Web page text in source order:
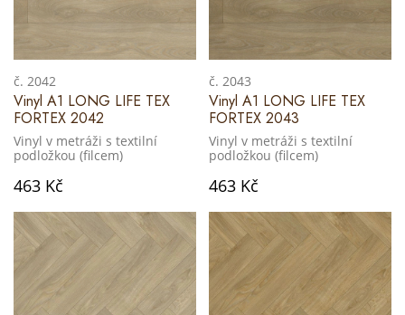
č. 2042
Vinyl A1 LONG LIFE TEX
FORTEX 2042
Vinyl v metráži s textilní
podložkou (filcem)
463 Kč
č. 2043
Vinyl A1 LONG LIFE TEX
FORTEX 2043
Vinyl v metráži s textilní
podložkou (filcem)
463 Kč